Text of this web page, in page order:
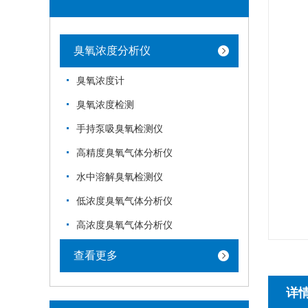
臭氧浓度分析仪
臭氧浓度计
臭氧浓度检测
手持泵吸臭氧检测仪
高精度臭氧气体分析仪
水中溶解臭氧检测仪
低浓度臭氧气体分析仪
高浓度臭氧气体分析仪
查看更多
详